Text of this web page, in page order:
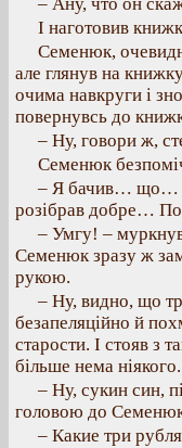
І наготовив
Семенюк,
але глянув на
очима навкруги і
повернувсь до
– Ну, говори ж,
Семенюк
– Я бачив… що…
розібрав добре…
– Умгу! –
Семенюк зразу ж
рукою.
– Ну, видно, що
безапеляційно й
старости. І стояв з
більше нема ніякого.
– Ну, сукин син,
головою до
– Какие три